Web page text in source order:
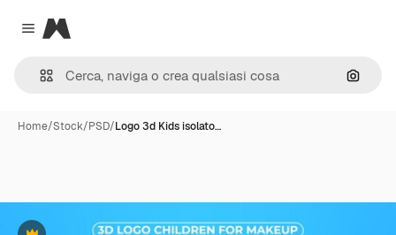
Close menu
Magnific
Cerca
Home/Stock/PSD/Logo 3d Kids isolato…